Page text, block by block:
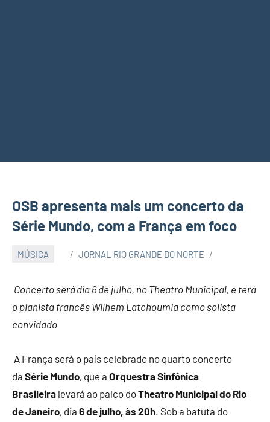
OSB apresenta mais um concerto da
Série Mundo, com a França em foco
MÚSICA JORNAL RIO GRANDE DO NORTE
Concerto será dia 6 de julho, no Theatro Municipal, e terá
o pianista francês Wilhem Latchoumia como solista
convidado
A França será o país celebrado no quarto concerto
da Série Mundo, que a Orquestra Sinfônica
Brasileira levará ao palco doTheatro Municipal do Rio
de Janeiro, dia 6 de julho, às 20h. Sob a batuta do